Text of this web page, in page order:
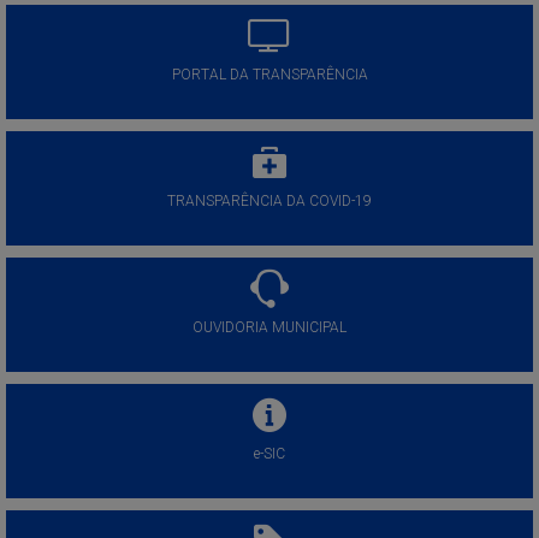
PORTAL DA TRANSPARÊNCIA
TRANSPARÊNCIA DA COVID-19
OUVIDORIA MUNICIPAL
e-SIC